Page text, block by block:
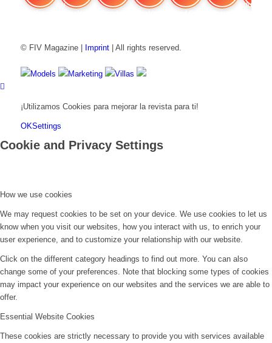
© FIV Magazine | Imprint| All rights reserved.
Models Marketing Villas
¡Utilizamos Cookies para mejorar la revista para ti!
OKSettings
Cookie and Privacy Settings
How we use cookies
We may request cookies to be set on your device. We use cookies to let us
know when you visit our websites, how you interact with us, to enrich your
user experience, and to customize your relationship with our website.
Click on the different category headings to find out more. You can also
change some of your preferences. Note that blocking some types of cookies
may impact your experience on our websites and the services we are able to
offer.
Essential Website Cookies
These cookies are strictly necessary to provide you with services available